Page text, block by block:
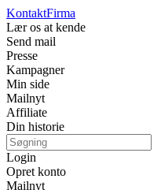
KontaktFirma
Lær os at kende
Send mail
Presse
Kampagner
Min side
Mailnyt
Affiliate
Din historie
Login
Opret konto
Mailnyt